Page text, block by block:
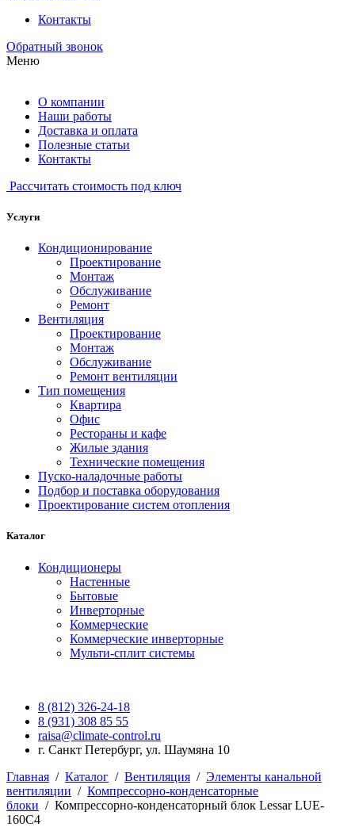
Контакты
Обратный звонок
Меню
О компании
Наши работы
Доставка и оплата
Полезные статьи
Контакты
Рассчитать стоимость под ключ
Услуги
Кондиционирование
Проектирование
Монтаж
Обслуживание
Ремонт
Вентиляция
Проектирование
Монтаж
Обслуживание
Ремонт вентиляции
Тип помещения
Квартира
Офис
Рестораны и кафе
Жилые здания
Технические помещения
Пуско-наладочные работы
Подбор и поставка оборудования
Проектирование систем отопления
Каталог
Кондиционеры
Настенные
Бытовые
Инверторные
Коммерческие
Коммерческие инверторные
Мульти-сплит системы
8 (812) 326-24-18
8 (931) 308 85 55
raisa@climate-control.ru
г. Санкт Петербург, ул. Шаумяна 10
Главная / Каталог / Вентиляция / Элементы канальной
вентиляции / Компрессорно-конденсаторные
блоки / Компрессорно-конденсаторный блок Lessar LUE-
160C4